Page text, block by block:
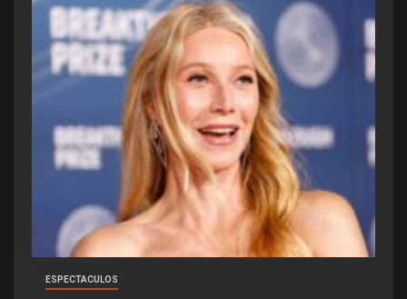
ESPECTACULOS